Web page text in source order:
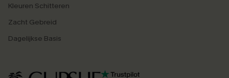
Kleuren Schitteren
Zacht Gebreid
Dagelijkse Basis